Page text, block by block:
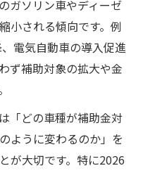
ガソリン車やディーゼ
小される傾向です。例
電気自動車の導入促進
ず補助対象の拡大や金
「どの車種が補助金対
ように変わるのか」を
が大切です。特に2026